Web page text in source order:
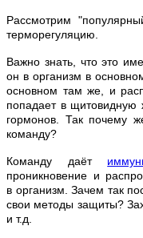
Рассмотрим
терморегуляцию.
Важно знать, что это
он в организм в
основном там же, и
попадает в
гормонов. Так почему
команду?
Команду даёт
проникновение и
в организм. Зачем так
свои методы защиты?
и т.д.